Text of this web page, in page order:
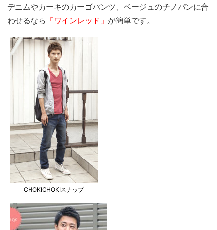
デニムやカーキのカーゴパンツ、ベージュのチノパンに合
わせるなら 「ワインレッド」 が簡単です。
CHOKICHOKIスナップ